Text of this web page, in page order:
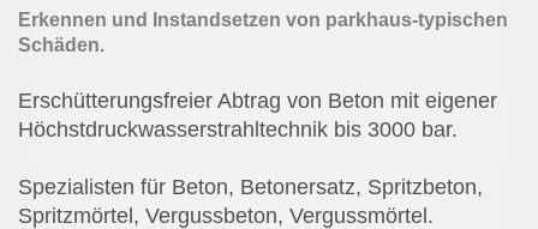
Erkennen und Instandsetzen von parkhaus-typischen
Schäden.
Erschütterungsfreier Abtrag von Beton mit eigener
Höchstdruckwasserstrahltechnik bis 3000 bar.
Spezialisten für Beton, Betonersatz, Spritzbeton,
Spritzmörtel, Vergussbeton, Vergussmörtel.